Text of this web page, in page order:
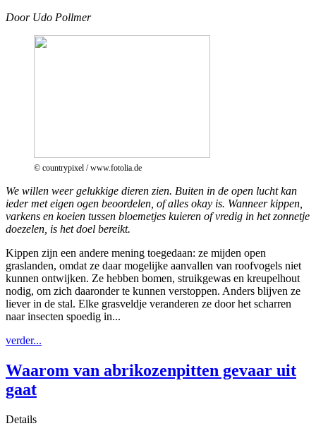
Door Udo Pollmer
© countrypixel / www.fotolia.de
We willen weer gelukkige dieren zien. Buiten in de open lucht kan
ieder met eigen ogen beoordelen, of alles okay is. Wanneer kippen,
varkens en koeien tussen bloemetjes kuieren of vredig in het zonnetje
doezelen, is het doel bereikt.
Kippen zijn een andere mening toegedaan: ze mijden open
graslanden, omdat ze daar mogelijke aanvallen van roofvogels niet
kunnen ontwijken. Ze hebben bomen, struikgewas en kreupelhout
nodig, om zich daaronder te kunnen verstoppen. Anders blijven ze
liever in de stal. Elke grasveldje veranderen ze door het scharren
naar insecten spoedig in...
verder...
Waarom van abrikozenpitten gevaar uit
gaat
Details